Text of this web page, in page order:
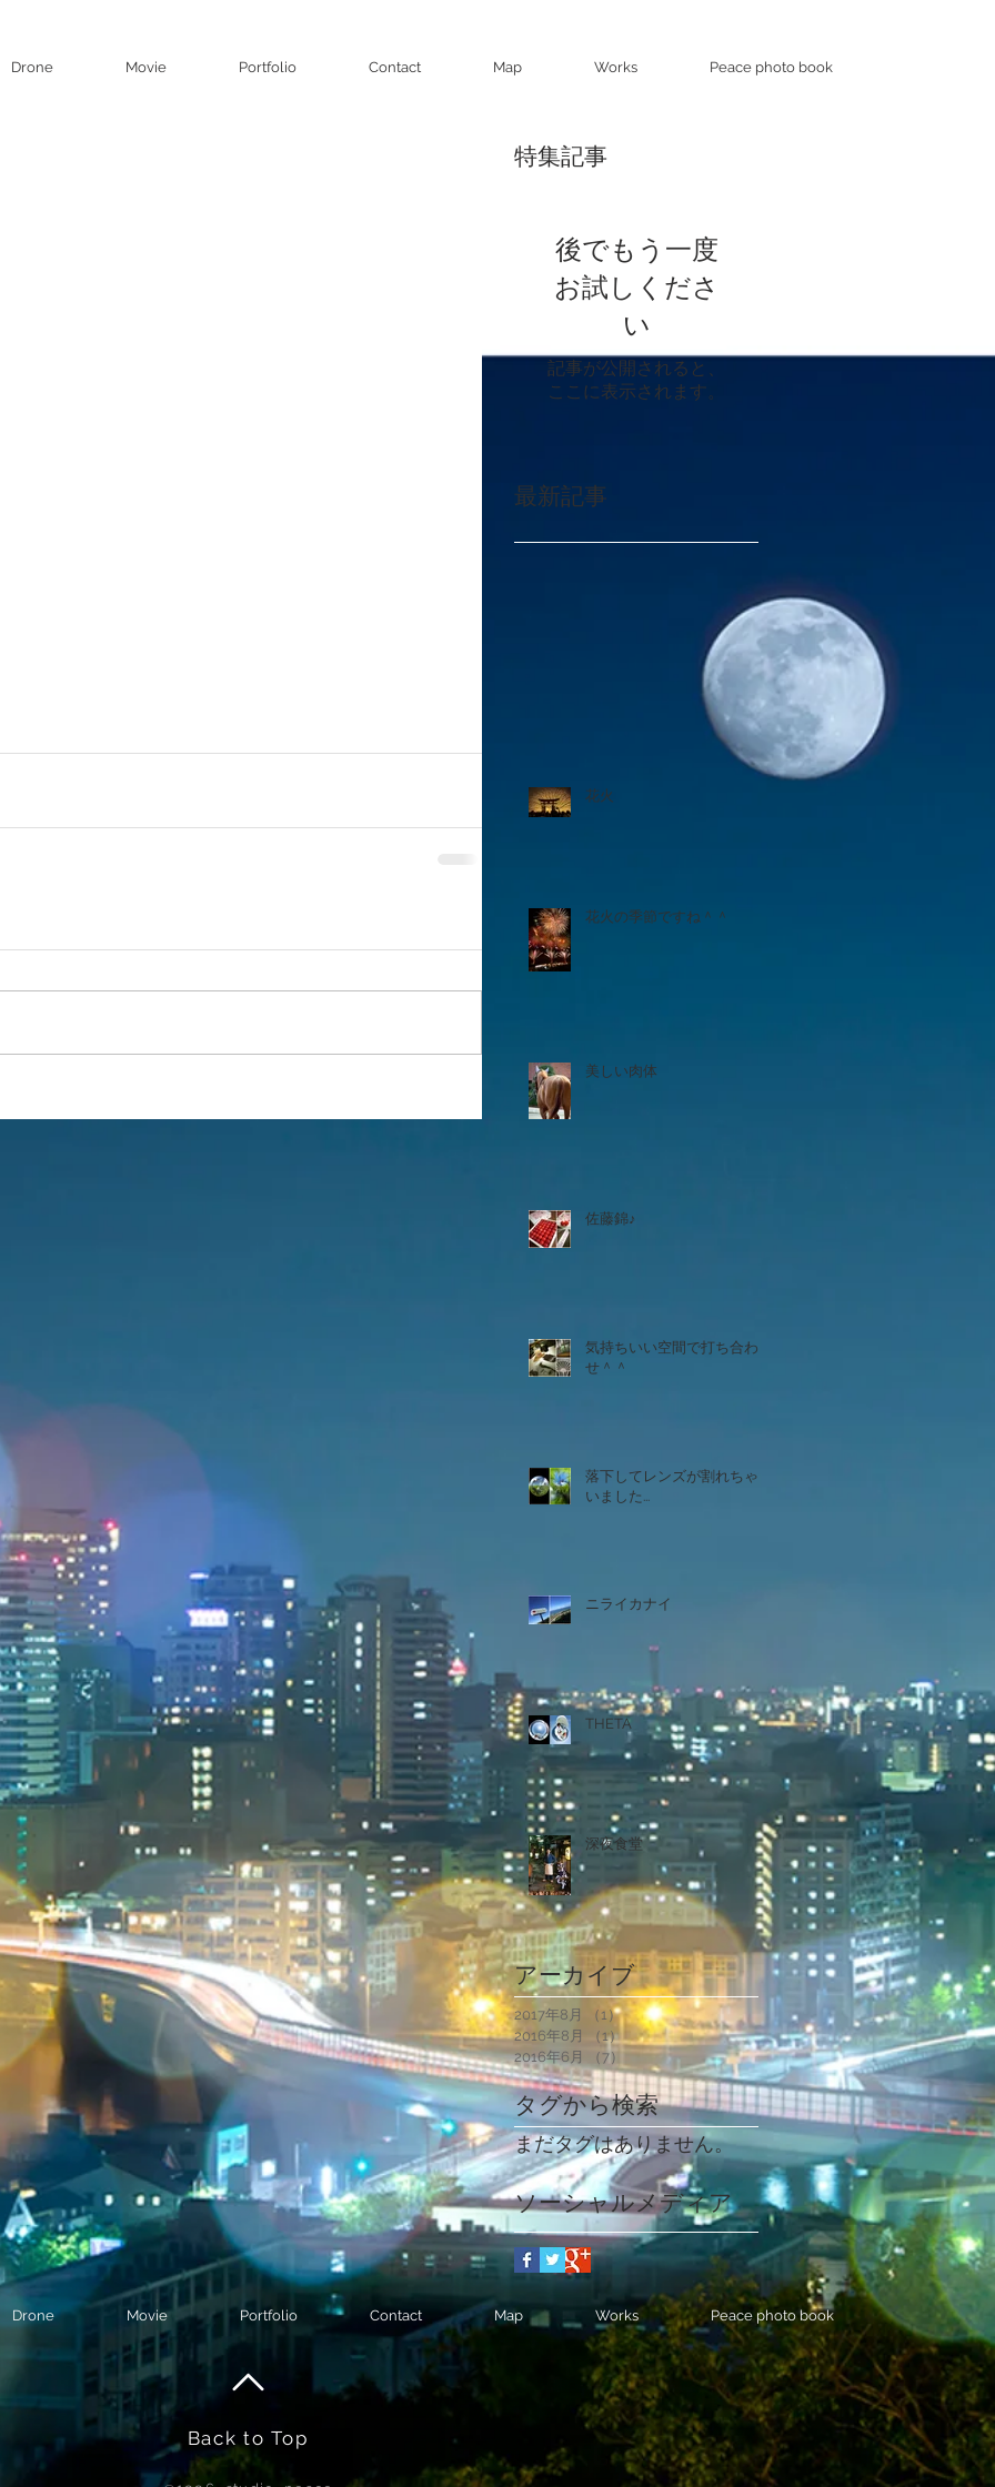
Drone Movie Portfolio Contact Map Works Peace photo book
特集記事
後でもう一度
お試しくださ
い
記事が公開されると、
ここに表示されます。
最新記事
花火
花火の季節ですね＾＾
美しい肉体
佐藤錦♪
気持ちいい空間で打ち合わ
せ＾＾
落下してレンズが割れちゃ
いました...
ニライカナイ
THETA
深夜食堂
アーカイブ
2017年8月 （1）1件の記事
2016年8月
（1）
1件の記事
2016年6月
（7） 7件の記事
タグから検索
まだタグはありません。
ソーシャルメディア
Drone Movie Portfolio Contact Map Works Peace photo book
Back to Top